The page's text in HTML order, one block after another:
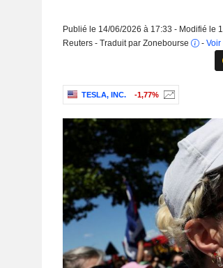
Publié le 14/06/2026 à 17:33 - Modifié le
Reuters - Traduit par Zonebourse
- Voir
TESLA, INC. -1,77%